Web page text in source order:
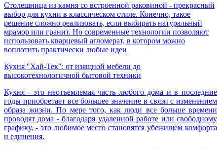
Столешница из камня со встроенной раковиной - прекрасный
выбор для кухни в классическом стиле. Конечно, такое
решение сложно реализовать, если выбирать натуральный
мрамор или гранит. Но современные технологии позволяют
использовать кварцевый агломерат, в котором можно
воплотить практически любые идеи
Кухня "Хай-Тек": от изящной мебели до
высокотехнологичной бытовой техники
Кухня - это неотъемлемая часть любого дома и в последние
годы приобретает все большее значение в связи с изменением
образа жизни. По мере того, как люди все больше времени
проводят дома - благодаря удаленной работе или свободному
графику, - это любимое место становятся убежищем комфорта
и единения.